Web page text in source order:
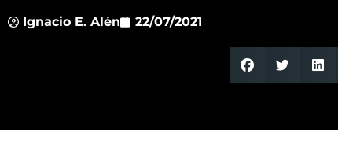
Ignacio E. Alén 22/07/2021